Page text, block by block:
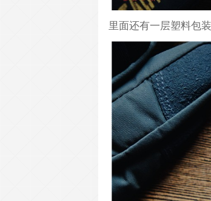
里面还有一层塑料包装